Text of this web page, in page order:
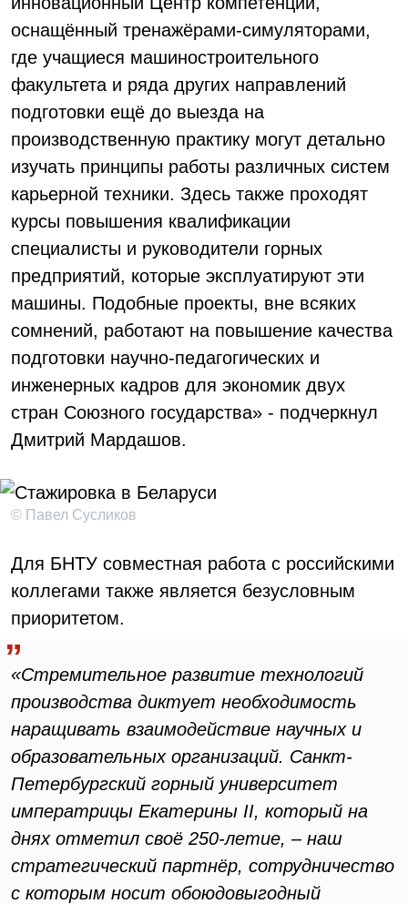
оснащённый тренажёрами-симуляторами,
где учащиеся машиностроительного
факультета и ряда других направлений
подготовки ещё до выезда на
производственную практику могут детально
изучать принципы работы различных систем
карьерной техники. Здесь также проходят
курсы повышения квалификации
специалисты и руководители горных
предприятий, которые эксплуатируют эти
машины. Подобные проекты, вне всяких
сомнений, работают на повышение качества
подготовки научно-педагогических и
инженерных кадров для экономик двух
стран Союзного государства» - подчеркнул
Дмитрий Мардашов.
© Павел Сусликов
Для БНТУ совместная работа с российскими
коллегами также является безусловным
приоритетом.
«Стремительное развитие технологий
производства диктует необходимость
наращивать взаимодействие научных и
образовательных организаций. Санкт-
Петербургский горный университет
императрицы Екатерины II, который на
днях отметил своё 250-летие, – наш
стратегический партнёр, сотрудничество
с которым носит обоюдовыгодный